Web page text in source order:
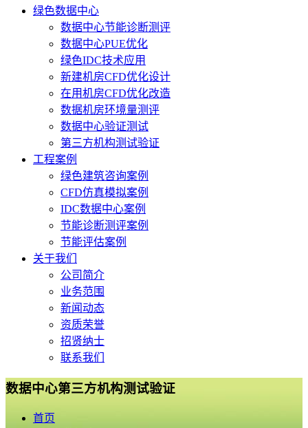
绿色数据中心
数据中心节能诊断测评
数据中心PUE优化
绿色IDC技术应用
新建机房CFD优化设计
在用机房CFD优化改造
数据机房环境量测评
数据中心验证测试
第三方机构测试验证
工程案例
绿色建筑咨询案例
CFD仿真模拟案例
IDC数据中心案例
节能诊断测评案例
节能评估案例
关于我们
公司简介
业务范围
新闻动态
资质荣誉
招贤纳士
联系我们
数据中心第三方机构测试验证
首页